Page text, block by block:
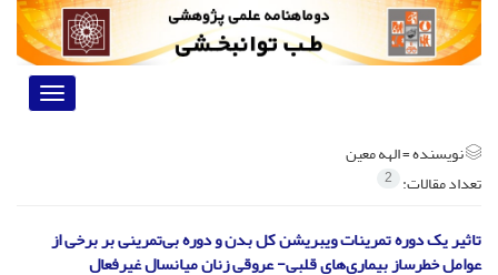
Toggle
نویسنده =الهه معین
تعداد مقالات: 2
تاثیر یک دوره تمرینات ویبریشن کل بدن و دوره بی‌تمرینی بر برخی از
عوامل خطرساز بیماری‌های قلبی- عروقی زنان میانسال غیرفعال